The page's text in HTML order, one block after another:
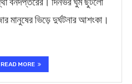
মানুষের ভিড়ে দুর্ঘটনার আশংকা।
READ MORE